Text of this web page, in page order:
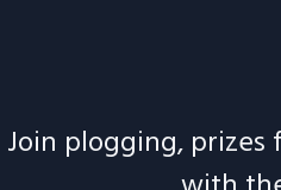
Join plogging, prizes